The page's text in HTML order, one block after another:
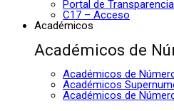
Portal de Transparencia
C17 – Acceso
Académicos
Académicos de
Académicos de
Académicos
Académicos de